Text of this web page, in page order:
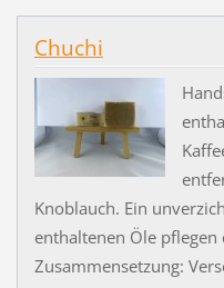
Chuchi
Knoblauch. Ein
enthaltenen Öle
Zusammensetzung: